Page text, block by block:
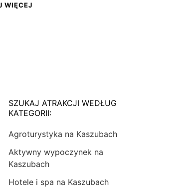
WIĘCEJ
SZUKAJ ATRAKCJI WEDŁUG
KATEGORII:
Agroturystyka na Kaszubach
Aktywny wypoczynek na
Kaszubach
Hotele i spa na Kaszubach